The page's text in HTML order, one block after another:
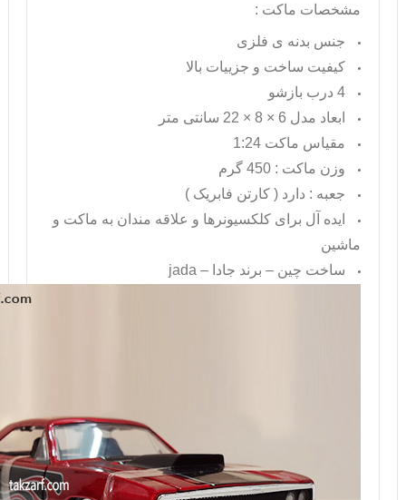
مشخصات ماکت :
جنس بدنه ی فلزی
کیفیت ساخت و جزییات بالا
4 درب بازشو
ابعاد مدل 6 × 8 × 22 سانتی متر
مقیاس ماکت 1:24
وزن ماکت : 450 گرم
جعبه : دارد ( کارتن فابریک )
ایده آل برای کلکسیونرها و علاقه مندان به ماکت و
ماشین
ساخت چین – برند جادا – jada